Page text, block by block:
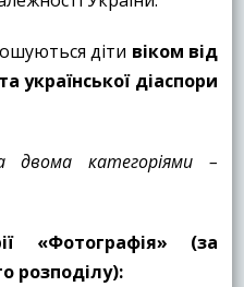
діти віком від
української діаспори
двома категоріями –
«Фотографія» (за
розподілу):